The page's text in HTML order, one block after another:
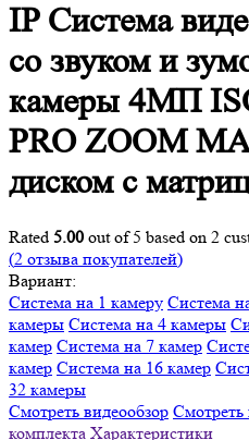
IP Система
со звуком и
камеры 4МП
PRO ZOOM
диском с
Rated 5.00 out of 5 based on 2
(2 отзыва покупателей)
Вариант:
Система на 1 камеру Система
камеры Система на 4 камеры
камер Система на 7 камер
камер Система на 16 камер
32 камеры
Смотреть видеообзор Смотреть
комплекта Характеристики